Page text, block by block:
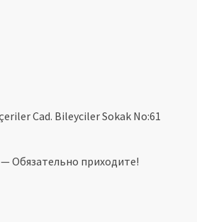
Cad. Bileyciler Sokak No:61
Обязательно приходите!